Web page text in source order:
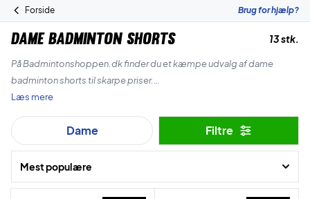
Forside Brug for hjælp?
Dame Badminton Shorts 13 stk.
På Badmintonshoppen.dk finder du et kæmpe udvalg af dame
badminton shorts til skarpe priser.
helt eget brand ZERV.
Her er både massere af tilbud og populære badminton shorts til
damer. Se hele det store udvalg her!
Læs mere
Dame Filtre
Mest populære